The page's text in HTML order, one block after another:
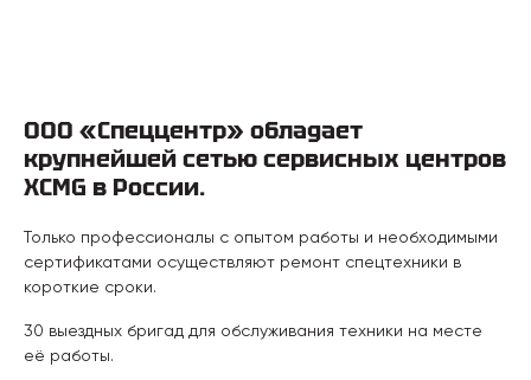
ООО «Спеццентр» обладает
крупнейшей сетью сервисных центров
XCMG в России.
Только профессионалы с опытом работы и необходимыми
сертификатами осуществляют ремонт спецтехники в
короткие сроки.
30 выездных бригад для обслуживания техники на месте
её работы.